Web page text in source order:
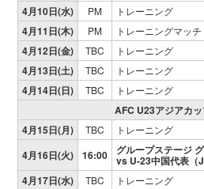
4月10日(水) PM トレーニング
4月11日(木) PM トレーニングマッ
4月12日(金) TBC トレーニング
4月13日(土) TBC トレーニング
4月14日(日) TBC トレーニング
AFC U23アジアカ
4月15日(月)
TBC トレーニング
4月16日(火) 16:00 グループステージ
vs U-23中国代表（
4月17日(水)
TBC トレーニング